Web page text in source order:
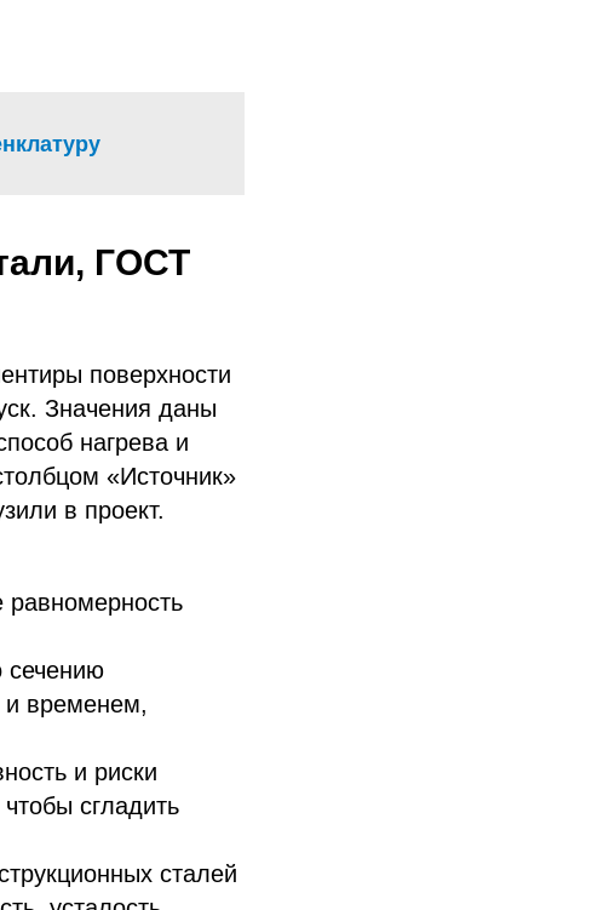
ГОСТ
поверхности
Значения даны
нагрева и
«Источник»
в проект.
сечению
и временем,
и риски
сгладить
сталей